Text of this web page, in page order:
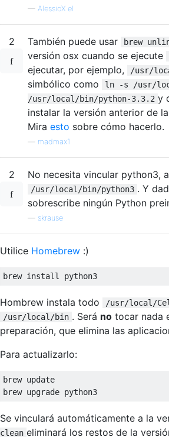
— AlessioX el
2 También puede usar brew
versión osx cuando se ejecute
ejecutar, por ejemplo,
/usr/
simbólico como
ln -s /usr/
/usr/local/bin/python-3.3.2 y
instalar la versión anterior de
Mira esto sobre cómo hacerlo.
madmax1
2 No necesita vincular python3,
/usr/local/bin/python3 . Y
sobrescribe ningún Python
skrause
Utilice Homebrew :)
brew install python3
Hombrew instala todo /usr/local/
/usr/local/bin . Será no tocar nada
preparación, que elimina las
Para actualizarlo:
brew update
brew upgrade python3
Se vinculará automáticamente a la
clean eliminará los restos de la